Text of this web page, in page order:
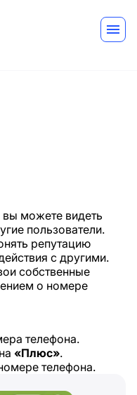
можете видеть
пользователи.
репутацию
с другими.
собственные
о номере
телефона.
«Плюс».
телефона.